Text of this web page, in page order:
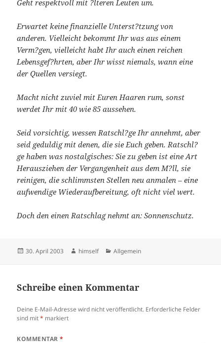
Geht respektvoll mit ?lteren Leuten um.
Erwartet keine finanzielle Unterst?tzung von
anderen. Vielleicht bekommt Ihr was aus einem
Verm?gen, vielleicht habt Ihr auch einen reichen
Lebensgef?hrten, aber Ihr wisst niemals, wann eine
der Quellen versiegt.
Macht nicht zuviel mit Euren Haaren rum, sonst
werdet Ihr mit 40 wie 85 aussehen.
Seid vorsichtig, wessen Ratschl?ge Ihr annehmt, aber
seid geduldig mit denen, die sie Euch geben. Ratschl?
ge haben was nostalgisches: Sie zu geben ist eine Art
Herausziehen der Vergangenheit aus dem M?ll, sie
reinigen, die schlimmsten Stellen neu anmalen – eine
aufwendige Wiederaufbereitung, oft nicht viel wert.
Doch den einen Ratschlag nehmt an: Sonnenschutz.
Veröffentlicht
30. April 2003 Autor
himself Kategorien
Allgemein
Schreibe einen Kommentar
Deine E-Mail-Adresse wird nicht veröffentlicht. Erforderliche Felder
sind mit* markiert
KOMMENTAR*